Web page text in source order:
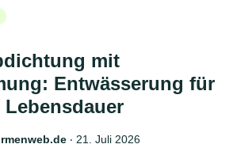
mit
Entwässerung für
‧ 21. Juli 2026